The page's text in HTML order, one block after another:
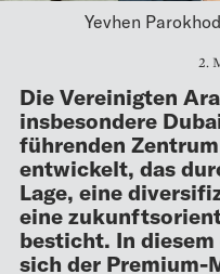
Yevhen
2.
Die Vereinigten
insbesondere
führenden
entwickelt, das
Lage, eine
eine
besticht. In
sich der Premium-